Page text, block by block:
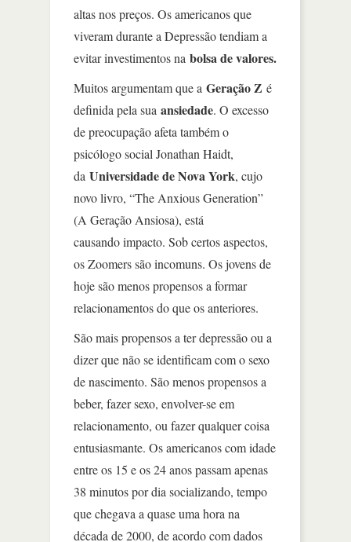
altas nos preços. Os americanos que
viveram durante a Depressão tendiam a
evitar investimentos na bolsa de valores.
Muitos argumentam que a Geração Z é
definida pela sua ansiedade. O excesso
de preocupação afeta também o
psicólogo social Jonathan Haidt,
da Universidade de Nova York, cujo
novo livro, “The Anxious Generation”
(A Geração Ansiosa), está
causando impacto. Sob certos aspectos,
os Zoomers são incomuns. Os jovens de
hoje são menos propensos a formar
relacionamentos do que os anteriores.
São mais propensos a ter depressão ou a
dizer que não se identificam com o sexo
de nascimento. São menos propensos a
beber, fazer sexo, envolver-se em
relacionamento, ou fazer qualquer coisa
entusiasmante. Os americanos com idade
entre os 15 e os 24 anos passam apenas
38 minutos por dia socializando, tempo
que chegava a quase uma hora na
década de 2000, de acordo com dados